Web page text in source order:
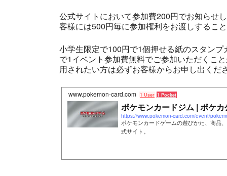
公式サイトにおいて参加費200円でお知らせ
客様には500円毎に参加権利をお渡しするこ
小学生限定で100円で1個押せる紙のスタン
で1イベント参加費無料でご参加いただくこ
用されたい方は必ずお客様からお申し出くだ
www.pokemon-card.com 1 User 1 Pocket
ポケモンカードジム | ポケカ
https://www.pokemon-card.com/event/
ポケモンカードゲームの遊びかた、商品
式サイト。